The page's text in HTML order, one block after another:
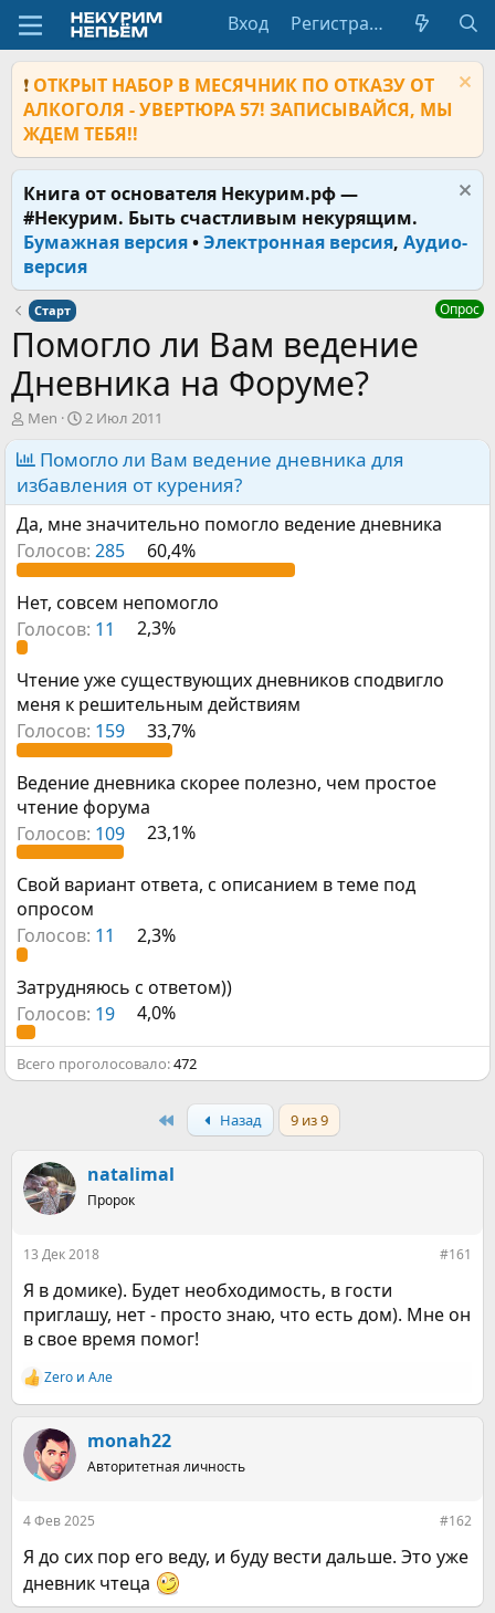
Вход Регистрация
❗ ОТКРЫТ НАБОР В МЕСЯЧНИК ПО ОТКАЗУ ОТ
АЛКОГОЛЯ - УВЕРТЮРА 57! ЗАПИСЫВАЙСЯ, МЫ
ЖДЕМ ТЕБЯ!!
Книга от основателя Некурим.рф —
#Некурим. Быть счастливым некурящим.
Бумажная версия•Электронная версия, Аудио-
версия
Старт Опрос
Помогло ли Вам ведение
Дневника на Форуме?
А
в
т
р
т
е
м
ы
Men
Д
а
т
н
а
ч
а
л
а
2 Июл 2011
Помогло ли Вам ведение дневника для
избавления от курения?
Да, мне значительно помогло ведение дневника
Голосов: 285 60,4%
Нет, совсем непомогло
Голосов: 11 2,3%
Чтение уже существующих дневников сподвигло
меня к решительным действиям
Голосов: 159 33,7%
Ведение дневника скорее полезно, чем простое
чтение форума
Голосов: 109 23,1%
Свой вариант ответа, с описанием в теме под
опросом
Голосов: 11 2,3%
Затрудняюсь с ответом))
Голосов: 19 4,0%
Всего проголосовало 472
Назад 9 из 9
natalimal
Пророк
13 Дек 2018 #161
Я в домике). Будет необходимость, в гости
приглашу, нет - просто знаю, что есть дом). Мне он
в свое время помог!
Р
е
к
ц
и
Zero и Але
monah22
Авторитетная личность
4 Фев 2025 #162
Я до сих пор его веду, и буду вести дальше. Это уже
дневник чтеца